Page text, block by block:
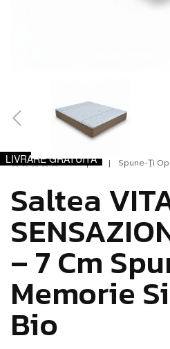
0 Opinii Spune-Ţi
Saltea
– 7 Cm
Memorie
Bio
LIVRARE GRATUITĂ